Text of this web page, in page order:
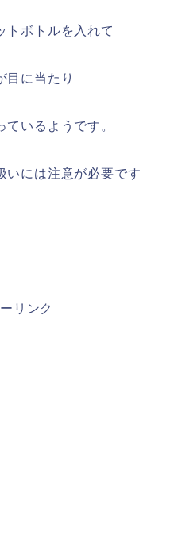
トボトルを入れて
目に当たり
いるようです。
いには注意が必要です
リンク